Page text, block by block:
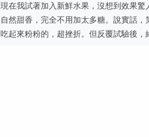
現在我試著加入新鮮水果，沒想到效果
自然甜香，完全不用加太多糖。說實話
吃起來粉粉的，超挫折。但反覆試驗後，